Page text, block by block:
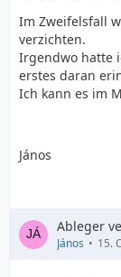
Im Zweifelsfall
verzichten.
Irgendwo hatte
erstes daran
Ich kann es im
János
Ableger
János 15.